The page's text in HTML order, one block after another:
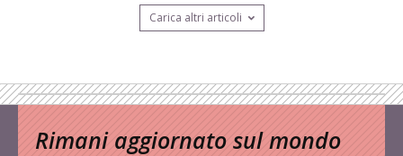
Carica altri articoli
Rimani aggiornato sul mondo